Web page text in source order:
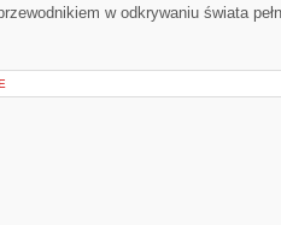
w odkrywaniu świata